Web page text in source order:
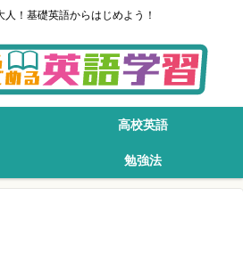
人！基礎英語からはじめよう！
高校英語
勉強法